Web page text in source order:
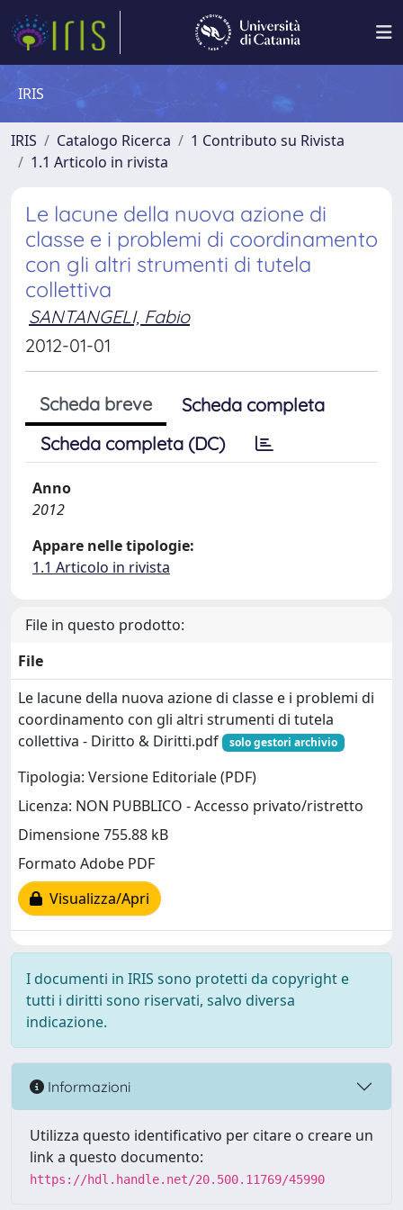
IRIS
IRIS Catalogo Ricerca
1 Contributo su Rivista
1.1 Articolo in rivista
Le lacune della nuova azione di
classe e i problemi di coordinamento
con gli altri strumenti di tutela
collettiva
SANTANGELI, Fabio
2012-01-01
Scheda breve
Scheda completa
Scheda completa (DC)
Anno
2012
Appare nelle tipologie:
1.1 Articolo in rivista
File in questo prodotto:
File
Le lacune della nuova azione di classe e i problemi di
coordinamento con gli altri strumenti di tutela
collettiva - Diritto & Diritti.pdf
solo gestori archivio
Tipologia: Versione Editoriale (PDF)
Licenza: NON PUBBLICO - Accesso privato/ristretto
Dimensione 755.88 kB
Formato Adobe PDF
Visualizza/Apri
I documenti in IRIS sono protetti da copyright e
tutti i diritti sono riservati, salvo diversa
indicazione.
Informazioni
Utilizza questo identificativo per citare o creare un
link a questo documento:
https://hdl.handle.net/20.500.11769/45990